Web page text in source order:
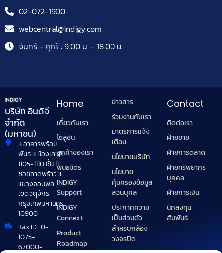
02-072-1900
webcentral@indigy.com
จันทร์ - ศุกร์ : 9.00 น. - 18.00 น.
บริษัท อินดิจี
จำกัด
(มหาชน)
3 อาคารพร้อม
พันธุ์ 3 ห้องเลขที่
1105-1110 ชั้น 11
ซอยลาดพร้าว 3
แขวงจอมพล
เขตจตุจักร
กรุงเทพมหานคร
10900
Tax ID : 0-
1075-
67000-
Home
เกี่ยวกับเรา
โซลูชัน
ลูกค้าของเรา
พันธมิตร
INDIGY
Support
INDIGY
Connext
Product
Roadmap
ข่าวสาร
ร่วมงานกับเรา
มาตรการแจ้ง
เตือน
นโยบายบริษัท
นโยบาย
คุ้มครองข้อมูล
ส่วนบุคล
ประกาศความ
เป็นส่วนตัว
สำหรับกล้อง
วงจรปิด
Contact
ติดต่อเรา
ฝ่ายขาย
ฝ่ายการตลาด
ฝ่ายทรัพยากร
บุคคล
ฝ่ายการเงิน
นักลงทุน
สัมพันธ์